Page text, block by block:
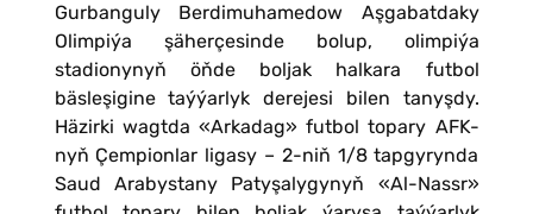
Gurbanguly Berdimuhamedow Aşgabatdaky
Olimpiýa şäherçesinde bolup, olimpiýa
stadionynyň öňde boljak halkara futbol
bäsleşigine taýýarlyk derejesi bilen tanyşdy.
Häzirki wagtda «Arkadag» futbol topary AFK-
nyň Çempionlar ligasy – 2-niň 1/8 tapgyrynda
Saud Arabystany Patyşalygynyň «Al-Nassr»